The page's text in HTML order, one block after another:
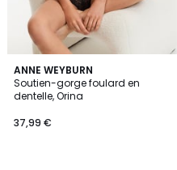
ANNE WEYBURN
Soutien-gorge foulard en
dentelle, Orina
37,99 €